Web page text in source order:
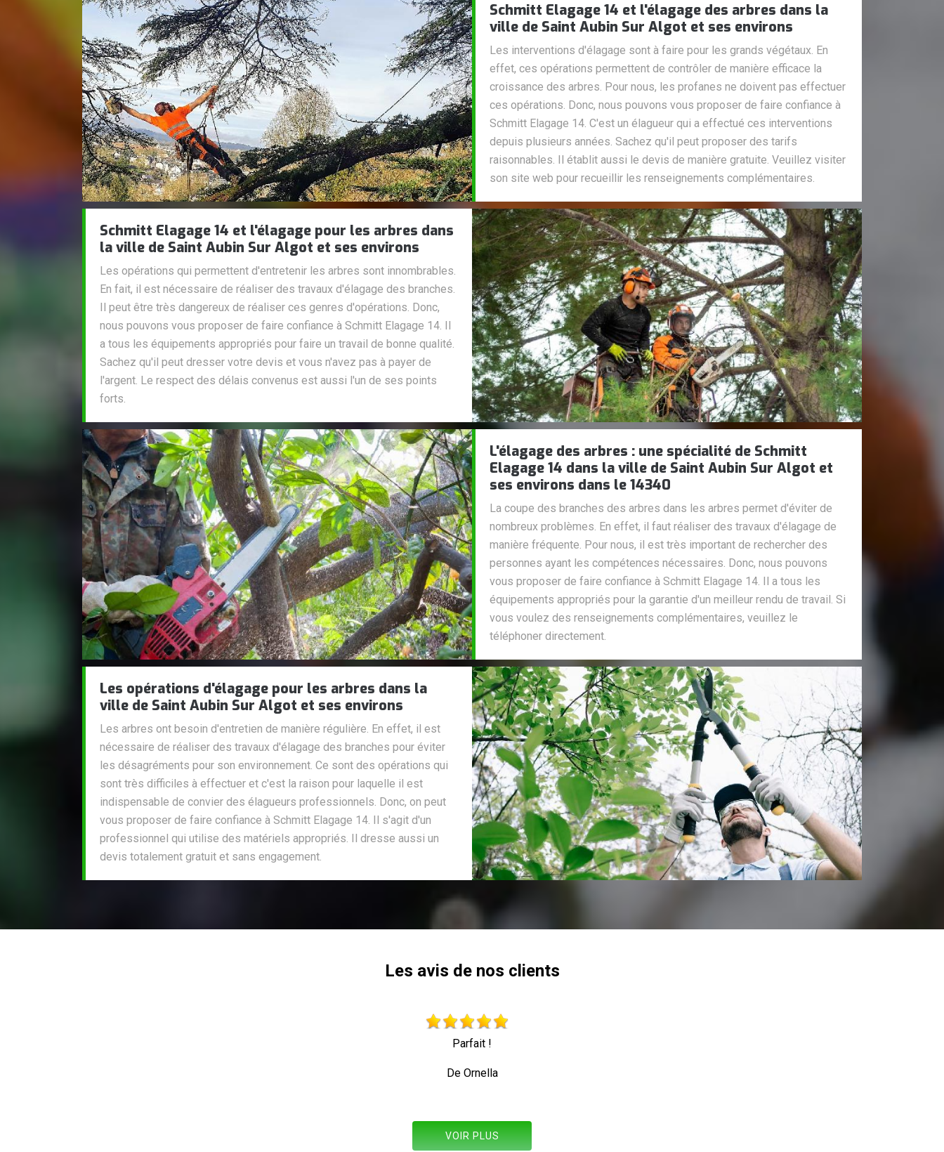
Schmitt Elagage 14 et l'élagage des arbres dans la
ville de Saint Aubin Sur Algot et ses environs
Les interventions d'élagage sont à faire pour les grands végétaux. En
effet, ces opérations permettent de contrôler de manière efficace la
croissance des arbres. Pour nous, les profanes ne doivent pas effectuer
ces opérations. Donc, nous pouvons vous proposer de faire confiance à
Schmitt Elagage 14. C'est un élagueur qui a effectué ces interventions
depuis plusieurs années. Sachez qu'il peut proposer des tarifs
raisonnables. Il établit aussi le devis de manière gratuite. Veuillez visiter
son site web pour recueillir les renseignements complémentaires.
Schmitt Elagage 14 et l'élagage pour les arbres dans
la ville de Saint Aubin Sur Algot et ses environs
Les opérations qui permettent d'entretenir les arbres sont innombrables.
En fait, il est nécessaire de réaliser des travaux d'élagage des branches.
Il peut être très dangereux de réaliser ces genres d'opérations. Donc,
nous pouvons vous proposer de faire confiance à Schmitt Elagage 14. Il
a tous les équipements appropriés pour faire un travail de bonne qualité.
Sachez qu'il peut dresser votre devis et vous n'avez pas à payer de
l'argent. Le respect des délais convenus est aussi l'un de ses points
forts.
L'élagage des arbres : une spécialité de Schmitt
Elagage 14 dans la ville de Saint Aubin Sur Algot et
ses environs dans le 14340
La coupe des branches des arbres dans les arbres permet d'éviter de
nombreux problèmes. En effet, il faut réaliser des travaux d'élagage de
manière fréquente. Pour nous, il est très important de rechercher des
personnes ayant les compétences nécessaires. Donc, nous pouvons
vous proposer de faire confiance à Schmitt Elagage 14. Il a tous les
équipements appropriés pour la garantie d'un meilleur rendu de travail. Si
vous voulez des renseignements complémentaires, veuillez le
téléphoner directement.
Les opérations d'élagage pour les arbres dans la
ville de Saint Aubin Sur Algot et ses environs
Les arbres ont besoin d'entretien de manière régulière. En effet, il est
nécessaire de réaliser des travaux d'élagage des branches pour éviter
les désagréments pour son environnement. Ce sont des opérations qui
sont très difficiles à effectuer et c'est la raison pour laquelle il est
indispensable de convier des élagueurs professionnels. Donc, on peut
vous proposer de faire confiance à Schmitt Elagage 14. Il s'agit d'un
professionnel qui utilise des matériels appropriés. Il dresse aussi un
devis totalement gratuit et sans engagement.
Les avis de nos clients
Parfait !
De Ornella
VOIR PLUS